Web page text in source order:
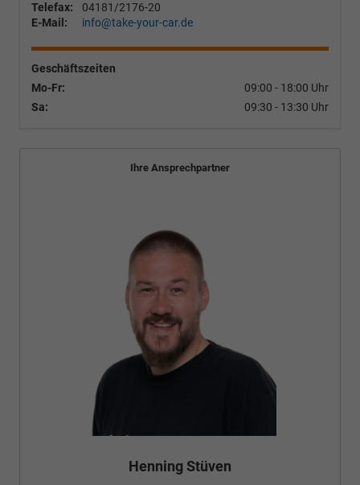
Telefax:
04181/2176-20
E-Mail:
info@take-your-car.de
Geschäftszeiten
Mo-Fr:
09:00 - 18:00 Uhr
Sa:
09:30 - 13:30 Uhr
Ihre Ansprechpartner
Henning Stüven